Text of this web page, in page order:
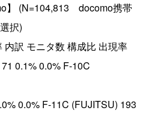
】 (N=104,813 docomo携帯
択)
内訳 モニタ数 構成比 出現率
0.1% 0.0% F-10C
0.0% F-11C (FUJITSU) 193